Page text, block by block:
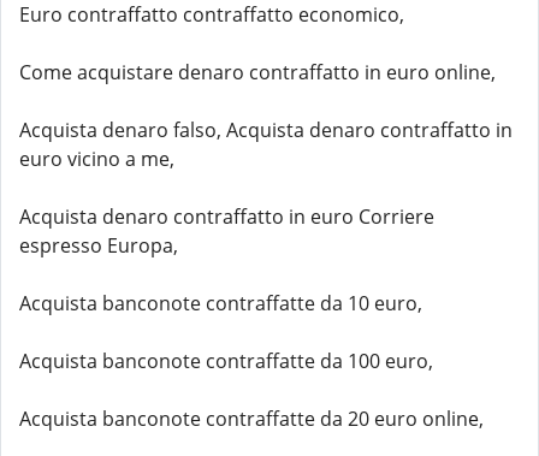
Euro contraffatto contraffatto economico,
Come acquistare denaro contraffatto in euro online,
Acquista denaro falso, Acquista denaro contraffatto in
euro vicino a me,
Acquista denaro contraffatto in euro Corriere
espresso Europa,
Acquista banconote contraffatte da 10 euro,
Acquista banconote contraffatte da 100 euro,
Acquista banconote contraffatte da 20 euro online,